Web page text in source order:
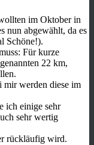
im Oktober in
nun abgewählt, da es
Schöne!).
Für kurze
22 km,
werden diese im
ich einige sehr
sehr wertig
rückläufig wird.